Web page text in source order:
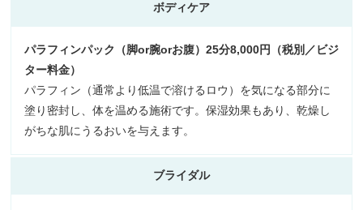
ボディケア
パラフィンパック（脚or腕orお腹）25分8,000円（税別／ビジ
ター料金）
パラフィン（通常より低温で溶けるロウ）を気になる部分に
塗り密封し、体を温める施術です。保湿効果もあり、乾燥し
がちな肌にうるおいを与えます。
ブライダル